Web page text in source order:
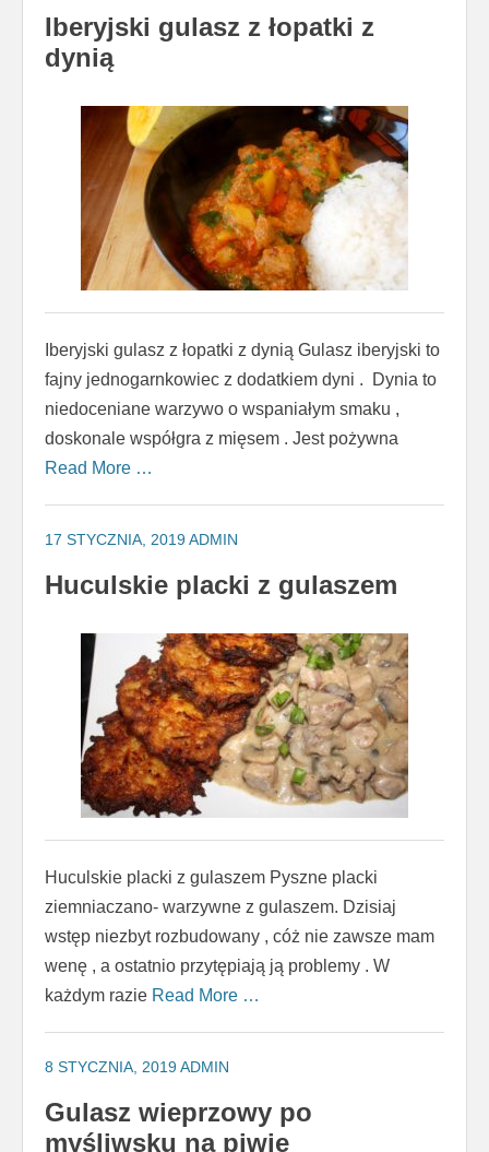
Iberyjski gulasz z łopatki z
dynią
Iberyjski gulasz z łopatki z dynią Gulasz iberyjski to
fajny jednogarnkowiec z dodatkiem dyni . Dynia to
niedoceniane warzywo o wspaniałym smaku ,
doskonale współgra z mięsem . Jest pożywna
Read More …
17 STYCZNIA, 2019ADMIN
Huculskie placki z gulaszem
Huculskie placki z gulaszem Pyszne placki
ziemniaczano- warzywne z gulaszem. Dzisiaj
wstęp niezbyt rozbudowany , cóż nie zawsze mam
wenę , a ostatnio przytępiają ją problemy . W
każdym razie Read More …
8 STYCZNIA, 2019ADMIN
Gulasz wieprzowy po
myśliwsku na piwie